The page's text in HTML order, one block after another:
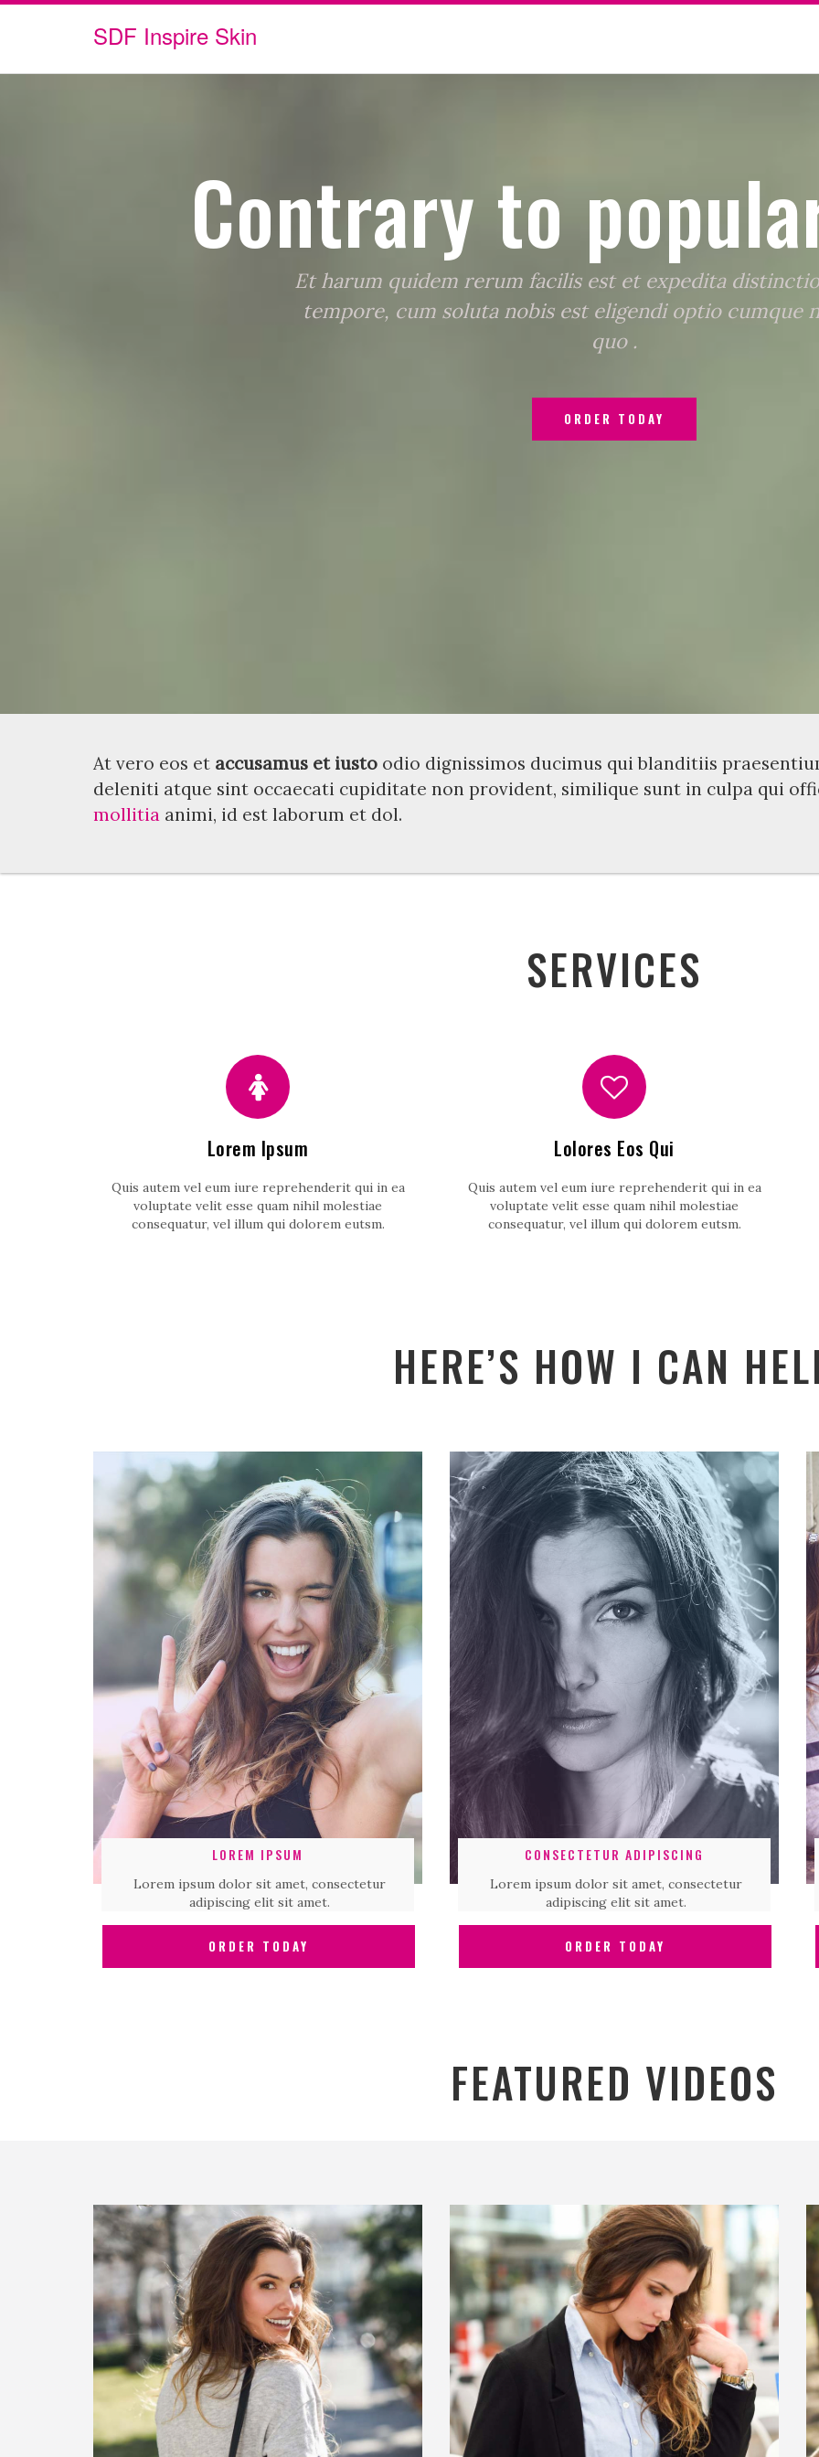
SDF Inspire Skin
Skip
Contrary to
Et harum quidem rerum facilis est et expedita
tempore, cum soluta nobis est eligendi optio cumque
quo .
ORDER TODAY
At vero eos et accusamus et iusto odio dignissimos ducimus qui blanditiis
deleniti atque sint occaecati cupiditate non provident, similique sunt in culpa qui
mollitia animi, id est laborum et dol.
SERVICES
Lorem Ipsum
Quis autem vel eum iure reprehenderit qui in ea
voluptate velit esse quam nihil molestiae
consequatur, vel illum qui dolorem eutsm.
Lolores Eos Qui
Quis autem vel eum iure reprehenderit qui in ea
voluptate velit esse quam nihil molestiae
consequatur, vel illum qui dolorem eutsm.
HERE’S HOW I CAN
LOREM IPSUM
Lorem ipsum dolor sit amet, consectetur
adipiscing elit sit amet.
ORDER TODAY
CONSECTETUR ADIPISCING
Lorem ipsum dolor sit amet, consectetur
adipiscing elit sit amet.
ORDER TODAY
FEATURED VIDEOS
Design